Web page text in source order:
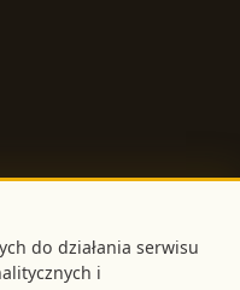
do działania serwisu
i